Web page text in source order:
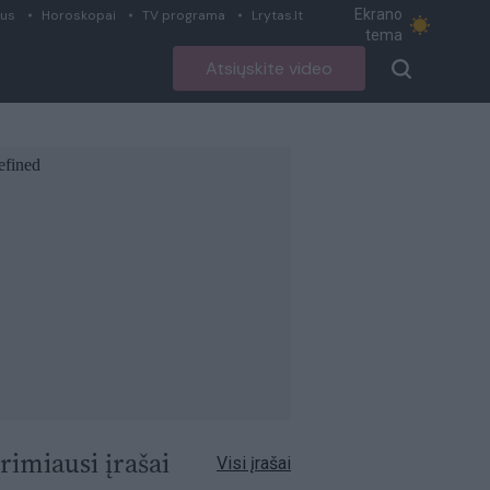
Horoskopai TV programa Lrytas.lt
Ekrano
tema
Atsiųskite video
įrašai Visi įrašai